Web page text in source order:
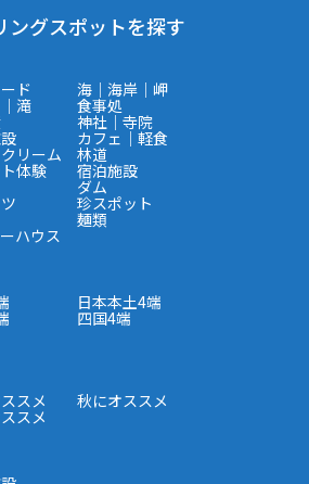
ングスポットを探す
ド 海｜海岸｜岬
滝 食事処
神社｜寺院
カフェ｜軽食
リーム 林道
体験 宿泊施設
ダム
珍スポット
麺類
ハウス
日本本土4端
四国4端
スメ 秋にオススメ
スメ